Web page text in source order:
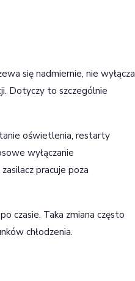
się nadmiernie, nie wyłącza
Dotyczy to szczególnie
oświetlenia, restarty
wyłączanie
pracuje poza
czasie. Taka zmiana często
chłodzenia.